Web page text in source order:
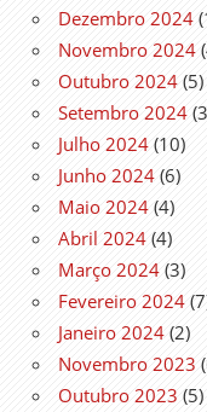
Dezembro 2024
Novembro 2024
Outubro 2024 (5)
Setembro 2024
Julho 2024 (10)
Junho 2024 (6)
Maio 2024 (4)
Abril 2024 (4)
Março 2024 (3)
Fevereiro 2024
Janeiro 2024 (2)
Novembro 2023
Outubro 2023 (5)